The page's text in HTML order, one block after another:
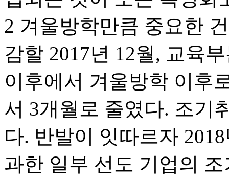
2 겨울방학만큼 중요한
감할 2017년 12월, 교육
이후에서 겨울방학 이후
서 3개월로 줄였다. 조기
다. 반발이 잇따르자
과한 일부 선도 기업의